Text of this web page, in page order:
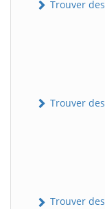
Trouver
Trouver
Trouver